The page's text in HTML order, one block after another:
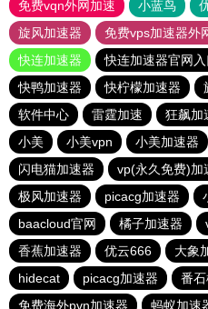
免费vqn外网加速
小蓝鸟
旋风加速器
免费vps加速器外
快连加速器
快连加速器官网入
快鸭加速器
快柠檬加速器
软件中心
雷霆加速 狂飙加
小美
小美vpn 小美加速器
闪电猫加速器
vp(永久免费)加
极风加速器
picacg加速器
baacloud官网
橘子加速器
香蕉加速器
优云666 大象
hidecat
picacg加速器
番
免费海外pvn加速器
蚂蚁加速